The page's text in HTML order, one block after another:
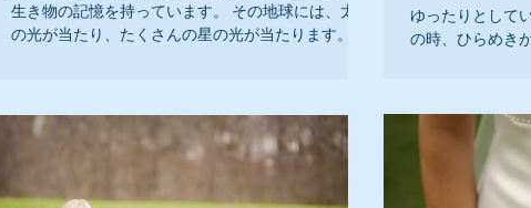
生き物の記憶を持っています。 その地球には、太陽
の光が当たり、たくさんの星の光が当たります。そ
ゆったりとして
の時、ひらめき
出したり それ
です。 時々は
しょう 『私は、
け取っています』